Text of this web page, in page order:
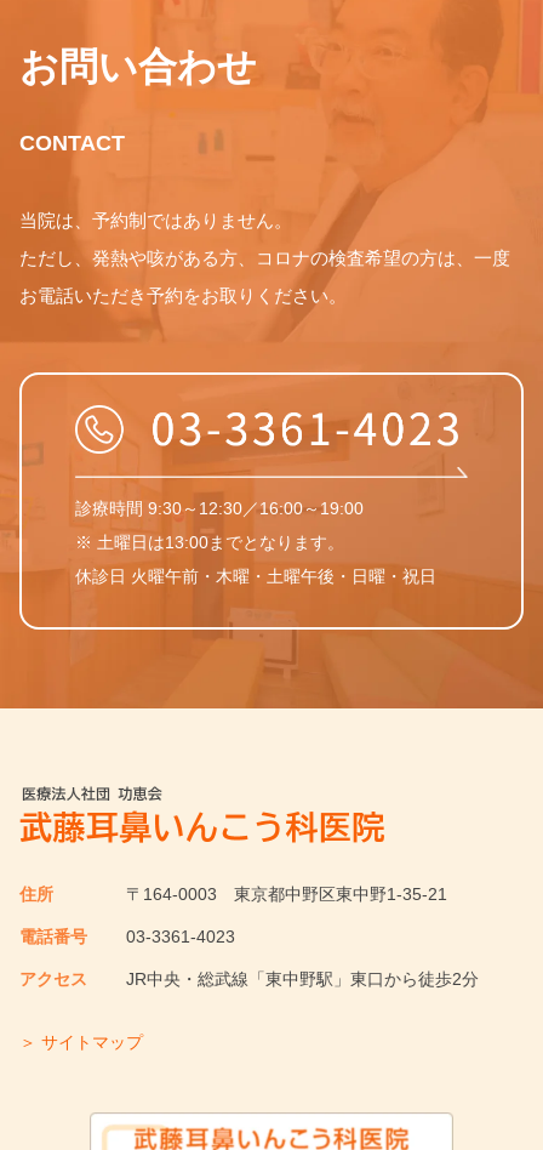
お問い合わせ
CONTACT
当院は、予約制ではありません。
ただし、発熱や咳がある方、コロナの検査希望の方は、一度
お電話いただき予約をお取りください。
診療時間 9:30～12:30／16:00～19:00
※ 土曜日は13:00までとなります。
休診日 火曜午前・木曜・土曜午後・日曜・祝日
住所 〒164-0003 東京都中野区東中野1-35-21
電話番号 03-3361-4023
アクセス JR中央・総武線「東中野駅」東口から徒歩2分
＞ サイトマップ